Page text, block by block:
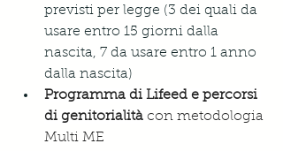
previsti per legge (3 dei quali da
usare entro 15 giorni dalla
nascita, 7 da usare entro 1 anno
dalla nascita)
Programma di Lifeed e percorsi
di genitorialità con metodologia
Multi ME